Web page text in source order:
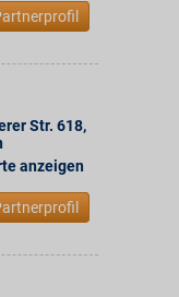
Str. 618,
anzeigen